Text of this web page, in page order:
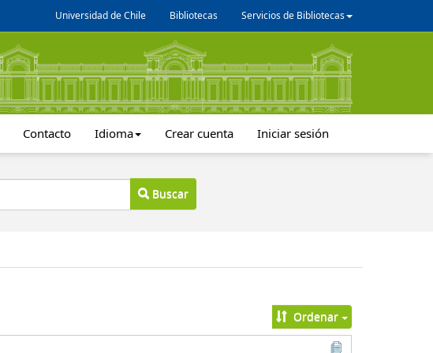
Universidad de Chile Bibliotecas Servicios de Bibliotecas
Contacto Idioma Crear cuenta Iniciar sesión
Buscar
Ordenar